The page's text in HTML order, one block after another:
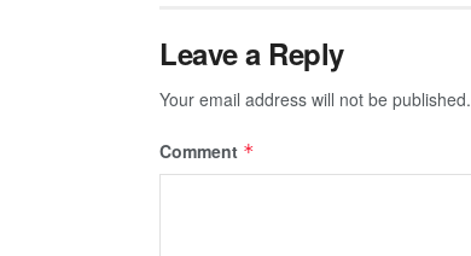
Leave a Reply
Your email address will not be published.
Comment *